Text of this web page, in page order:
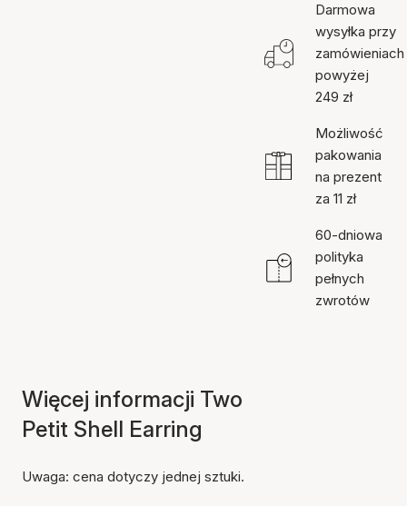
Darmowa
wysyłka przy
zamówieniach
powyżej
249 zł
Możliwość
pakowania
na prezent
za 11 zł
60-dniowa
polityka
pełnych
zwrotów
Więcej informacji Two
Petit Shell Earring
Uwaga: cena dotyczy jednej sztuki.